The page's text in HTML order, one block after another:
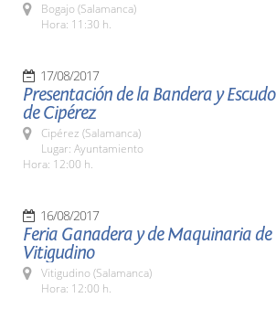
Bogajo (Salamanca)
Hora: 11:30 h.
17/08/2017
Presentación de la Bandera y Escudo
de Cipérez
Cipérez (Salamanca)
Lugar: Ayuntamiento
Hora: 12:00 h.
16/08/2017
Feria Ganadera y de Maquinaria de
Vitigudino
Vitigudino (Salamanca)
Hora: 12:00 h.